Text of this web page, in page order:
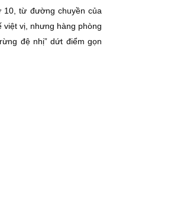
10, từ đường chuyền của
việt vị, nhưng hàng phòng
đệ nhị” dứt điểm gọn